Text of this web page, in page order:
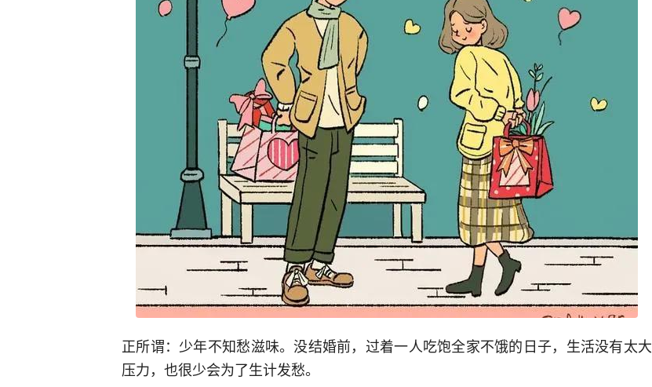
正所谓：少年不知愁滋味。没结婚前，过着一人吃饱全家不饿的日子，生活没有太大
压力，也很少会为了生计发愁。